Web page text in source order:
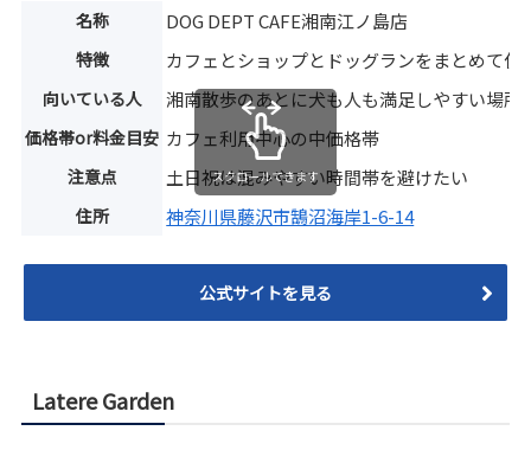
名称 DOG DEPT CAFE湘南江ノ島店
特徴 カフェとショップとドッグランをまとめて使
向いている人 湘南散歩のあとに犬も人も満足しやすい場所
価格帯or料金目安 カフェ利用中心の中価格帯
注意点 土日祝は混みやすい時間帯を避けたい
住所 神奈川県藤沢市鵠沼海岸1-6-14
スクロールできます
公式サイトを見る
Latere Garden